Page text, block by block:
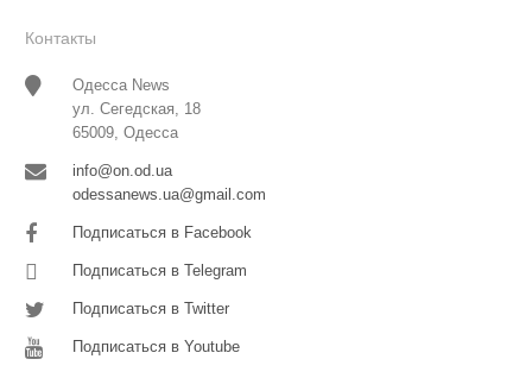
Контакты
Одесса News
ул. Сегедская, 18
65009, Одесса
info@on.od.ua
odessanews.ua@gmail.com
Подписаться в Facebook
Подписаться в Telegram
Подписаться в Twitter
Подписаться в Youtube